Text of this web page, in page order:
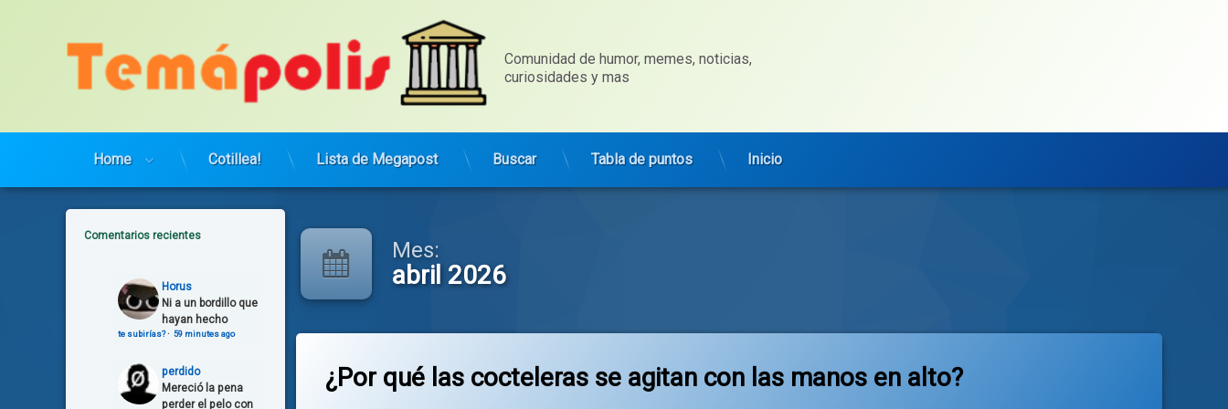
Comunidad de humor, memes, noticias,
curiosidades y mas
Home Cotillea! Lista de Megapost Buscar Tabla de puntos Inicio
Mes:
abril 2026
¿Por qué las cocteleras se agitan con las manos en alto?
Comentarios recientes
Horus
Ni a un bordillo que
hayan hecho
te subirías?· 59 minutes ago
perdido
Mereció la pena
perder el pelo con